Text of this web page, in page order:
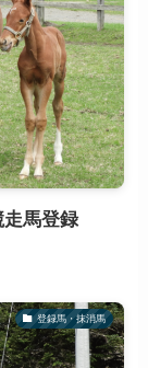
馬登録
登録馬・抹消馬